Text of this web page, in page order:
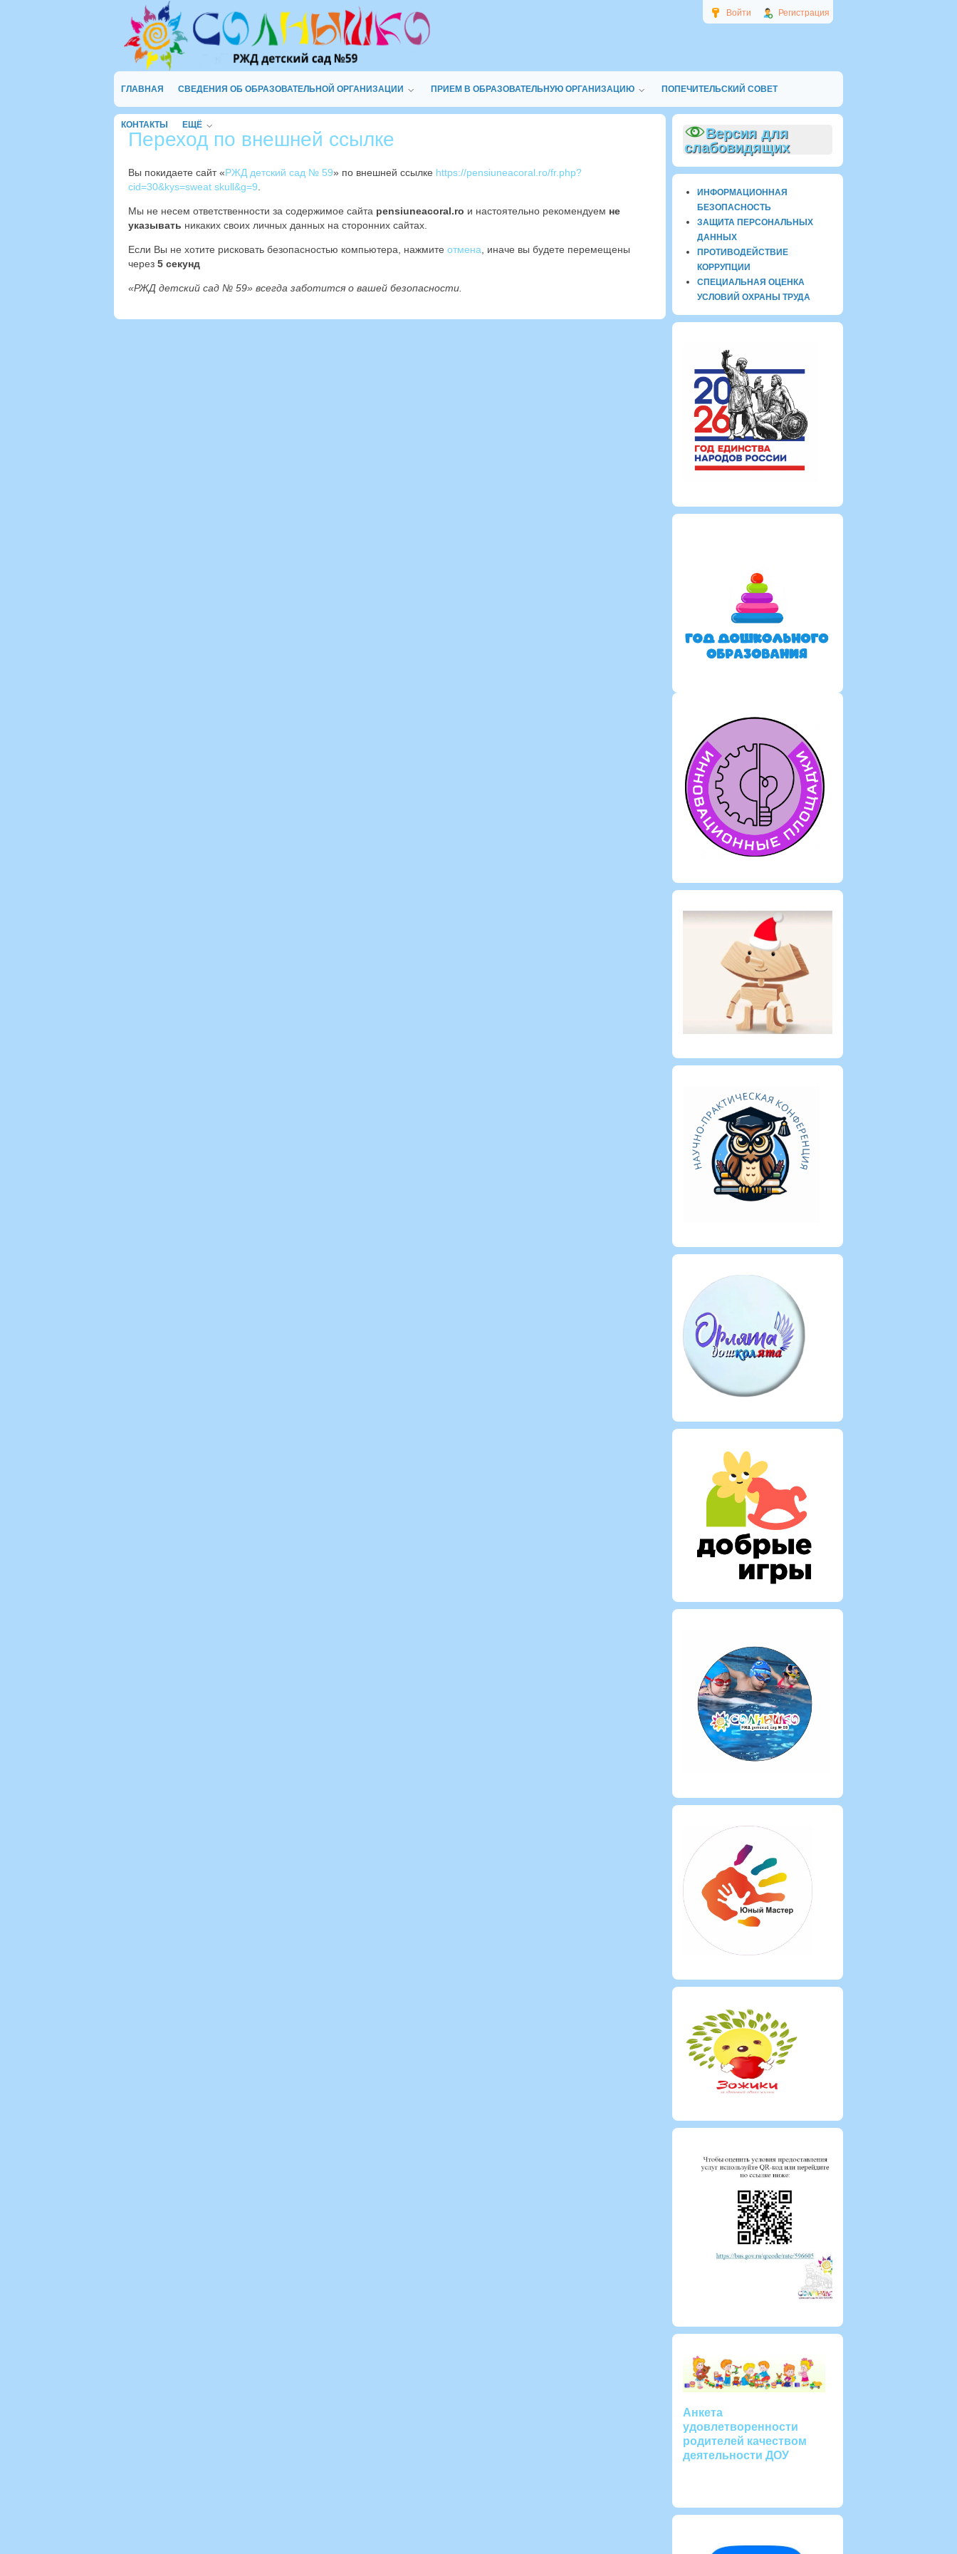
Войти Регистрация
ГЛАВНАЯ СВЕДЕНИЯ ОБ ОБРАЗОВАТЕЛЬНОЙ ОРГАНИЗАЦИИ ПРИЕМ В ОБРАЗОВАТЕЛЬНУЮ ОРГАНИЗАЦИЮ ПОПЕЧИТЕЛЬСКИЙ СОВЕТ
КОНТАКТЫ ЕЩЁ
Переход по внешней ссылке
Вы покидаете сайт «РЖД детский сад № 59» по внешней ссылке https://pensiuneacoral.ro/fr.php?
cid=30&kys=sweat skull&g=9
Мы не несем ответственности за содержимое сайта pensiuneacoral.ro и настоятельно рекомендуем не
указывать никаких своих личных данных на сторонних сайтах.
Если Вы не хотите рисковать безопасностью компьютера, нажмите отмена , иначе вы будете перемещены
через 4 секунд
«РЖД детский сад № 59» всегда заботится о вашей безопасности.
Версия для
слабовидящих
ИНФОРМАЦИОННАЯ
БЕЗОПАСНОСТЬ
ЗАЩИТА ПЕРСОНАЛЬНЫХ
ДАННЫХ
ПРОТИВОДЕЙСТВИЕ
КОРРУПЦИИ
СПЕЦИАЛЬНАЯ ОЦЕНКА
УСЛОВИЙ ОХРАНЫ ТРУДА
Анкета
удовлетворенности
родителей качеством
деятельности ДОУ